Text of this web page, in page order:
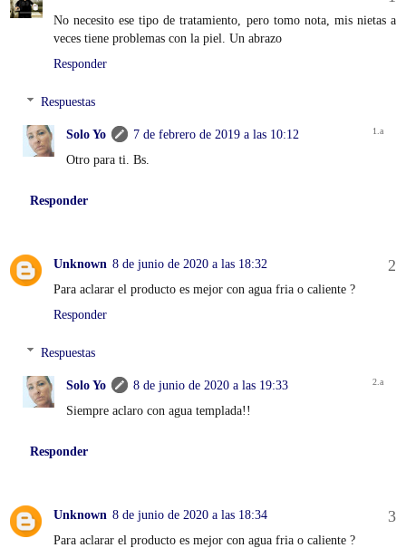
No necesito ese tipo de tratamiento, pero tomo nota, mis nietas a
veces tiene problemas con la piel. Un abrazo
Responder
Respuestas
Solo Yo
7 de febrero de 2019 a las 10:12
Otro para ti. Bs.
Responder
Unknown 8 de junio de 2020 a las 18:32
Para aclarar el producto es mejor con agua fria o caliente ?
Responder
Respuestas
Solo Yo
8 de junio de 2020 a las 19:33
Siempre aclaro con agua templada!!
Responder
Unknown 8 de junio de 2020 a las 18:34
Para aclarar el producto es mejor con agua fria o caliente ?